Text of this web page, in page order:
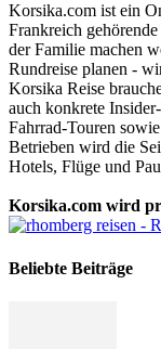
Korsika.com ist ein
Frankreich
der Familie machen
Rundreise planen -
Korsika Reise
auch konkrete
Fahrrad-Touren
Betrieben wird die
Hotels, Flüge und
Korsika.com wird
Beliebte Beiträge